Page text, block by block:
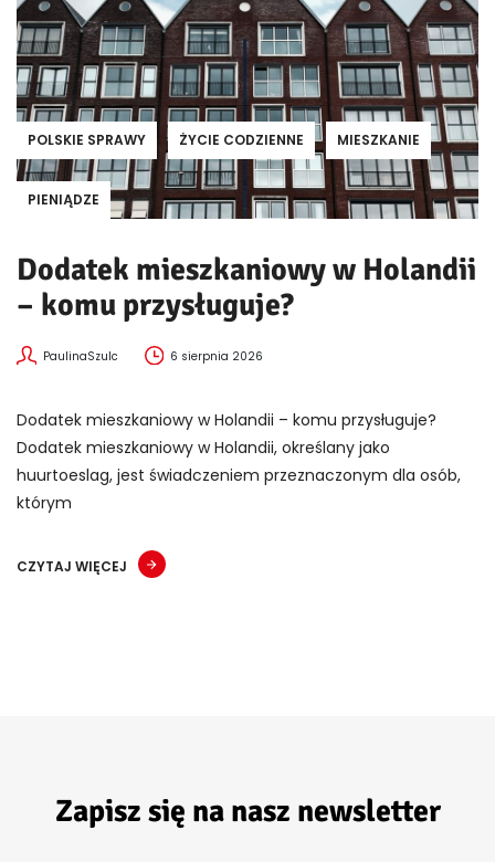
POLSKIE SPRAWY ŻYCIE CODZIENNE MIESZKANIE
PIENIĄDZE
Dodatek mieszkaniowy w Holandii
– komu przysługuje?
PaulinaSzulc 6 sierpnia 2026
Dodatek mieszkaniowy w Holandii – komu przysługuje?
Dodatek mieszkaniowy w Holandii, określany jako
huurtoeslag, jest świadczeniem przeznaczonym dla osób,
którym
CZYTAJ WIĘCEJ
Zapisz się na nasz newsletter